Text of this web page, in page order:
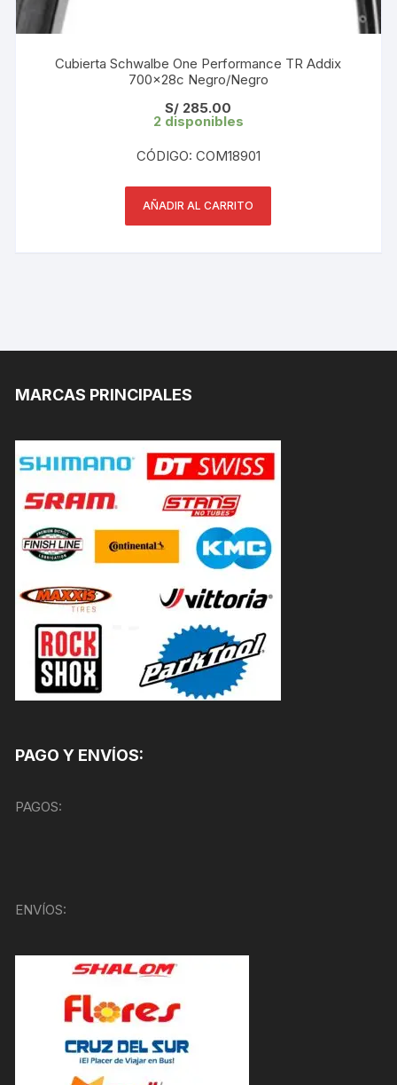
Cubierta Schwalbe One Performance TR Addix
700x28c Negro/Negro
S/ 285.00
2 disponibles
CÓDIGO: COM18901
AÑADIR AL CARRITO
MARCAS PRINCIPALES
PAGO Y ENVÍOS:
PAGOS:
ENVÍOS: